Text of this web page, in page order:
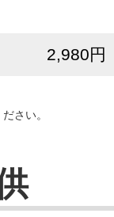
2,980円
さい。